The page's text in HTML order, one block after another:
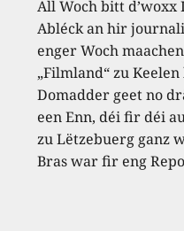
All Woch bitt d’woxx
Abléck an hir
enger Woch
„Filmland“ zu
Domadder geet no
een Enn, déi fir déi
zu Lëtzebuerg ganz
Bras war fir eng